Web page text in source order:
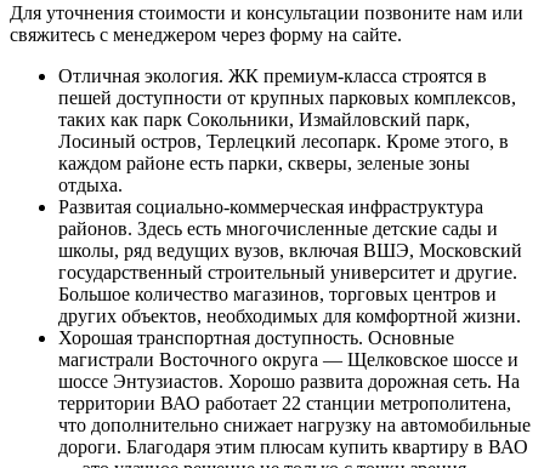
Для уточнения стоимости и консультации позвоните нам или
свяжитесь с менеджером через форму на сайте.
Отличная экология. ЖК премиум-класса строятся в
пешей доступности от крупных парковых комплексов,
таких как парк Сокольники, Измайловский парк,
Лосиный остров, Терлецкий лесопарк. Кроме этого, в
каждом районе есть парки, скверы, зеленые зоны
отдыха.
Развитая социально-коммерческая инфраструктура
районов. Здесь есть многочисленные детские сады и
школы, ряд ведущих вузов, включая ВШЭ, Московский
государственный строительный университет и другие.
Большое количество магазинов, торговых центров и
других объектов, необходимых для комфортной жизни.
Хорошая транспортная доступность. Основные
магистрали Восточного округа — Щелковское шоссе и
шоссе Энтузиастов. Хорошо развита дорожная сеть. На
территории ВАО работает 22 станции метрополитена,
что дополнительно снижает нагрузку на автомобильные
дороги. Благодаря этим плюсам купить квартиру в ВАО